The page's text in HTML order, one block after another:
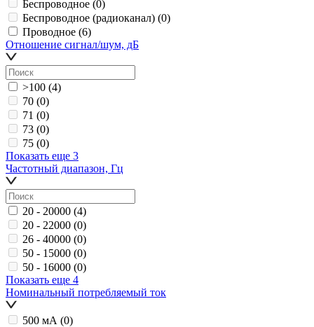
Беспроводное (0)
Беспроводное (радиоканал) (0)
Проводное (6)
Отношение сигнал/шум, дБ
>100 (4)
70 (0)
71 (0)
73 (0)
75 (0)
Показать еще 3
Частотный диапазон, Гц
20 - 20000 (4)
20 - 22000 (0)
26 - 40000 (0)
50 - 15000 (0)
50 - 16000 (0)
Показать еще 4
Номинальный потребляемый ток
500 мА (0)